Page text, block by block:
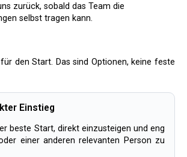
zurück, sobald das Team die
selbst tragen kann.
Einstieg
einer anderen relevanten Person zu